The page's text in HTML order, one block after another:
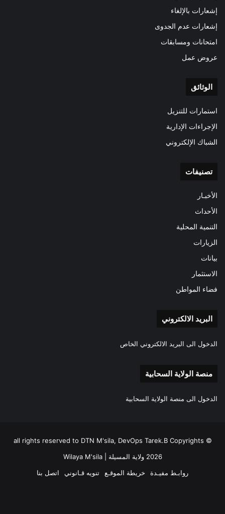
إشعارات بالإلغاء
إشعارات عدم الجدوى
امتحانات ومسابقات
عروض عمل
الوثائق
استمارات للتنزيل
الإجراءات الإدارية
الشباك الإلكتروني
تصنيفات
الأخبـار
الأحداث
التنمية المحلية
الزيارات
بيانات
الاستثمار
فضاء المواطن
البريد الالكتروني
الدخول الى البريد الالكتروني الخاص
منصة الولاية السحابية
الدخول الى منصة الولاية السحابية
all rights reserved to DTN M'sila, DevOps Tarek.B Copyrights ©
2026 ولاية المسيلة | Wilaya M'sila
روابـط مفيـدة
خريطة الموقـع تنويه قـانوني اتصل بنا